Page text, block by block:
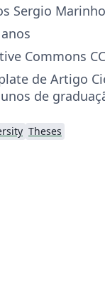
Sergio Marinho
Commons
de Artigo
de
Theses